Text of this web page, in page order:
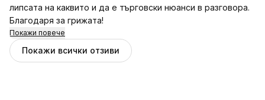
липсата на каквито и да е търговски нюанси в разговора.
Благодаря за грижата!
Покажи повече
Покажи всички отзиви